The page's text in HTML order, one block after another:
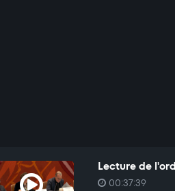
Lecture de
00:37:39